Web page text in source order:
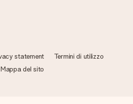
statement
Termini di utilizzo
Mappa del sito